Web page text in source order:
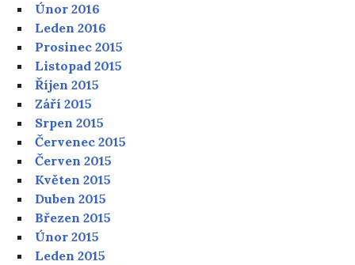
Únor 2016
Leden 2016
Prosinec 2015
Listopad 2015
Říjen 2015
Září 2015
Srpen 2015
Červenec 2015
Červen 2015
Květen 2015
Duben 2015
Březen 2015
Únor 2015
Leden 2015